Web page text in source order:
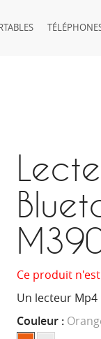
Ce produit
Un lecteur
Couleur :